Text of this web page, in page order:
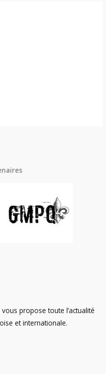
vous propose toute l’actualité
et internationale.